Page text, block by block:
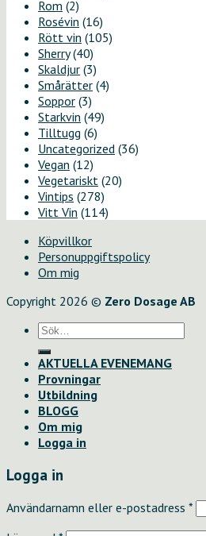
Rom (2)
Rosévin (16)
Rött vin (105)
Sherry(40)
Skaldjur (3)
Smårätter (4)
Soppor (3)
Starkvin (49)
Tilltugg (6)
Uncategorized (36)
Vegan (12)
Vegetariskt (20)
Vintips (278)
Vitt Vin (114)
Köpvillkor
Personuppgiftspolicy
Om mig
Copyright 2026 © Zero Dosage AB
Sök
AKTUELLA EVENEMANG
Provningar
Utbildning
BLOGG
Om mig
Logga in
Logga in
Användarnamn eller e-postadress *